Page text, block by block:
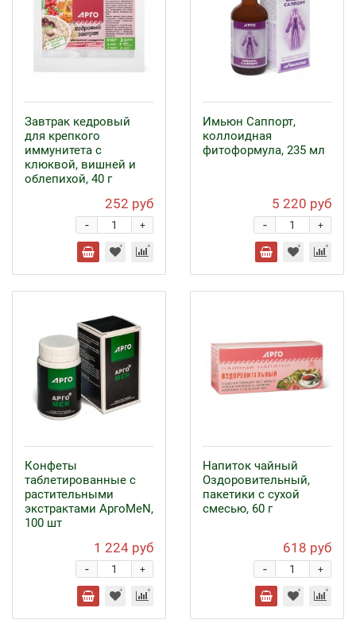
Завтрак кедровый
для крепкого
иммунитета с
клюквой, вишней и
облепихой, 40 г
252 руб
+
-
Имьюн Саппорт,
коллоидная
фитоформула, 235 мл
5 220 руб
+
-
Конфеты
таблетированные с
растительными
экстрактами АргоMeN,
100 шт
1 224 руб
+
-
Напиток чайный
Оздоровительный,
пакетики с сухой
смесью, 60 г
618 руб
+
-